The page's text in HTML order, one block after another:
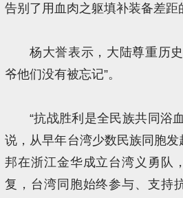
告别了用血肉之躯填补装备差距
杨大誉表示，大陆尊重历
爷他们没有被忘记”。
“抗战胜利是全民族共同浴
说，从早年台湾少数民族同胞
邦在浙江金华成立台湾义勇队
复，台湾同胞始终参与、支持